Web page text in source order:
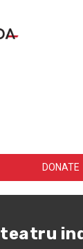
DONATE
teatru